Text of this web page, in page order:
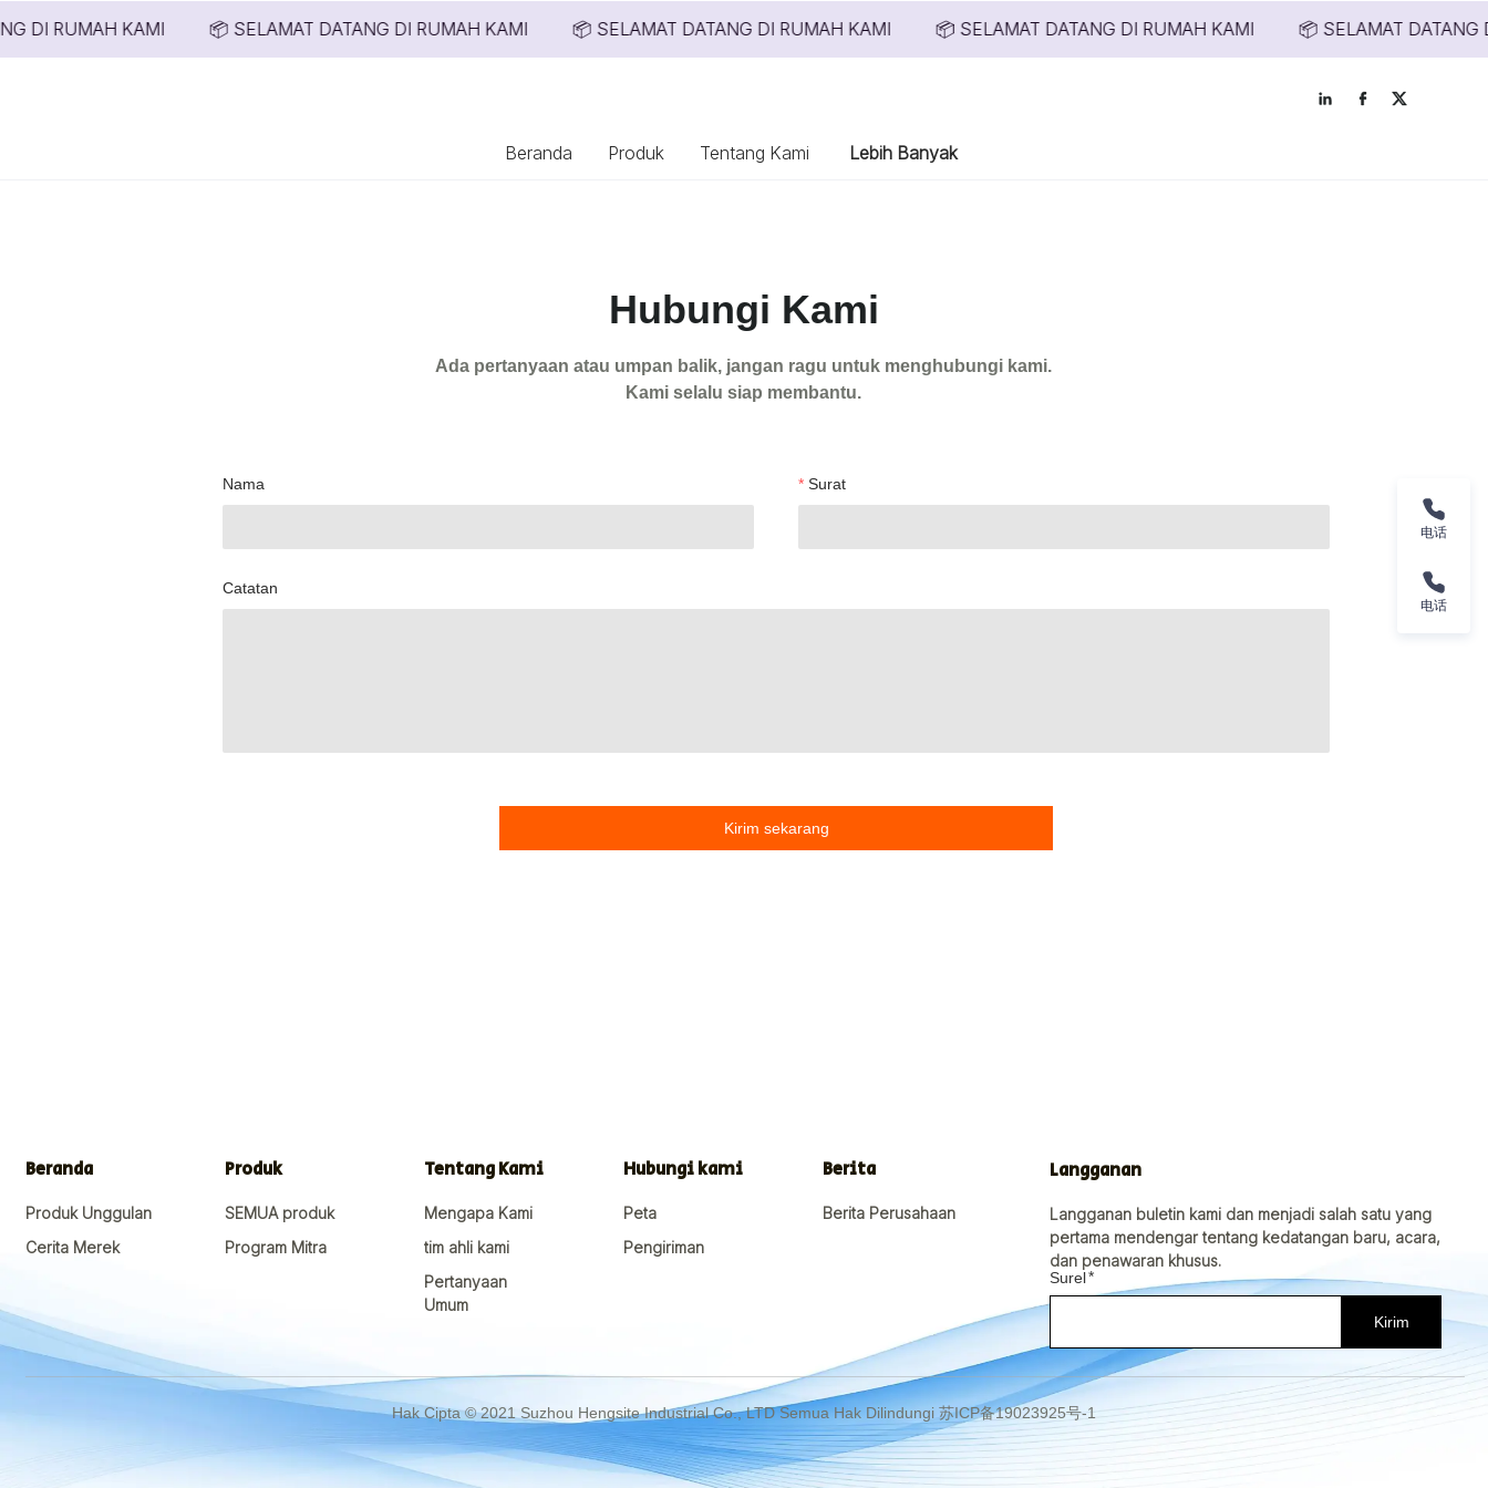
DI RUMAH KAMI 📦 SELAMAT DATANG DI RUMAH KAMI 📦 SELAMAT DATANG DI RUMAH KAMI 📦 SELAMAT DATANG DI RUMAH KAMI
📦 SELAMAT DATANG
📦 SELAMAT DATANG DI RUMAH KAMI
Beranda Produk Tentang Kami Lebih Banyak
Hubungi Kami
Ada pertanyaan atau umpan balik, jangan ragu untuk menghubungi kami.
Kami selalu siap membantu.
Nama Surat
Catatan
Kirim sekarang
Beranda
Produk Unggulan
Cerita Merek
Hak Cipta © 2021 Suzhou Hengsite Industrial Co., LTD Semua Hak Dilindungi 苏ICP备19023925号-1
Produk
SEMUA produk
Program Mitra
Tentang Kami
Mengapa Kami
tim ahli kami
Pertanyaan
Umum
Hubungi kami
Peta
Pengiriman
Berita
Berita Perusahaan
Langganan
Langganan buletin kami dan menjadi salah satu yang
pertama mendengar tentang kedatangan baru, acara,
dan penawaran khusus.
Surel
Kirim
电话
电话